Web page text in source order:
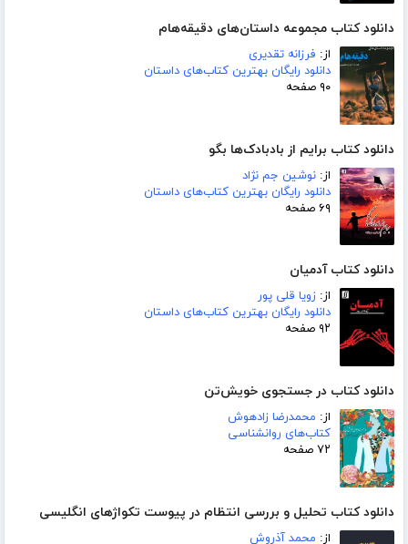
دانلود کتاب مجموعه داستان‌های دقیقه‌هام
از: فرزانه تقدیری
دانلود رایگان بهترین کتاب‌های داستان
۹۰ صفحه
دانلود کتاب برایم از بادبادک‌ها بگو
از: نوشین جم نژاد
دانلود رایگان بهترین کتاب‌های داستان
۶۹ صفحه
دانلود کتاب آدمیان
از: زویا قلی پور
دانلود رایگان بهترین کتاب‌های داستان
۹۲ صفحه
دانلود کتاب در جستجوی خویش‌تن
از: محمدرضا زادهوش
کتاب‌های روانشناسی
۷۲ صفحه
دانلود کتاب تحلیل و بررسی انتظام در پیوست تکواژهای انگلیسی
از: محمد آذروش